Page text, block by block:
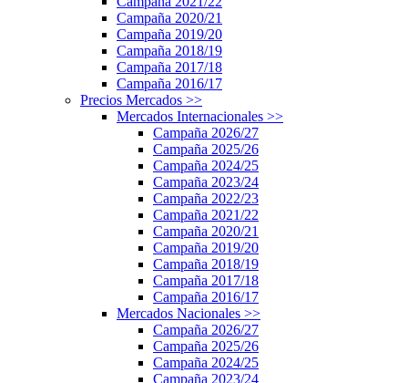
Campaña 2020/21
Campaña 2019/20
Campaña 2018/19
Campaña 2017/18
Campaña 2016/17
Precios Mercados >>
Mercados Internacionales >>
Campaña 2026/27
Campaña 2025/26
Campaña 2024/25
Campaña 2023/24
Campaña 2022/23
Campaña 2021/22
Campaña 2020/21
Campaña 2019/20
Campaña 2018/19
Campaña 2017/18
Campaña 2016/17
Mercados Nacionales >>
Campaña 2026/27
Campaña 2025/26
Campaña 2024/25
Campaña 2023/24